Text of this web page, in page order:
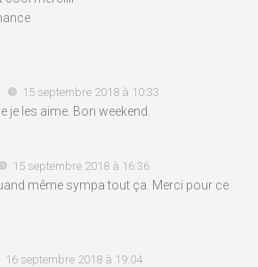
15 septembre 2018 à 10:33
je les aime. Bon weekend.
15 septembre 2018 à 16:36
même sympa tout ça. Merci pour ce
16 septembre 2018 à 19:04